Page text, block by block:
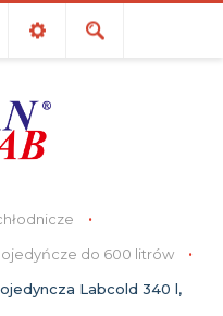
do 600 litrów
Labcold 340 l,